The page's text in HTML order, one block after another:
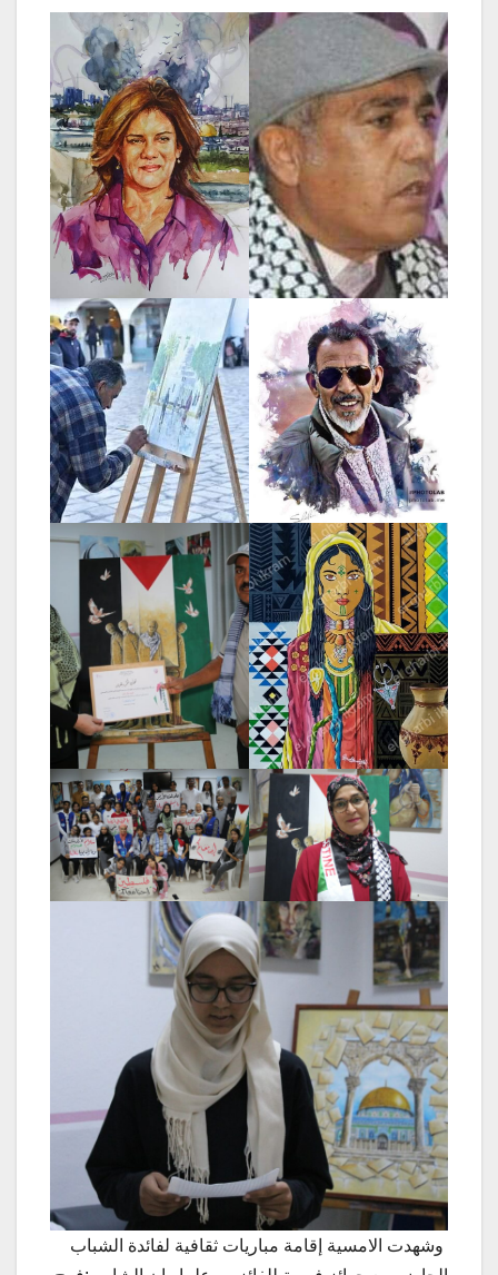
وشهدت الامسية إقامة مباريات ثقافية لفائدة الشباب